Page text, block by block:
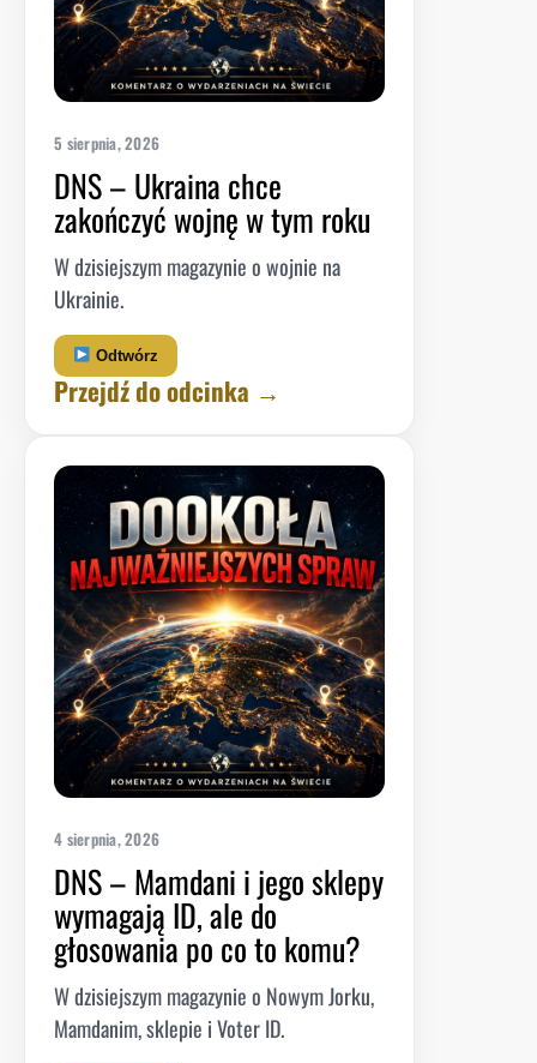
5 sierpnia, 2026
DNS – Ukraina chce
zakończyć wojnę w tym roku
W dzisiejszym magazynie o wojnie na
Ukrainie.
Odtwórz
Przejdź do odcinka →
4 sierpnia, 2026
DNS – Mamdani i jego sklepy
wymagają ID, ale do
głosowania po co to komu?
W dzisiejszym magazynie o Nowym Jorku,
Mamdanim, sklepie i Voter ID.